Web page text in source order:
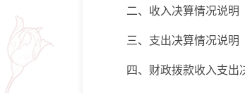
二、收入决算情况说明
三、支出决算情况说明
四、财政拨款收入支出